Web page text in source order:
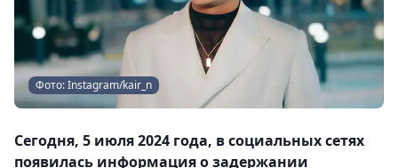
Фото: Instagram/kair_n
Сегодня, 5 июля 2024 года, в социальных сетях
появилась информация о задержании